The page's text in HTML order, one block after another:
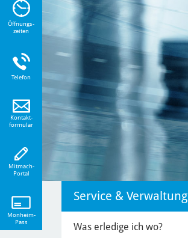
Service & Verwaltung
Was erledige ich wo?
Öffnungs-
zeiten
Telefon
Kontakt-
formular
Mitmach-
Portal
Monheim-
Pass
Sie
zu